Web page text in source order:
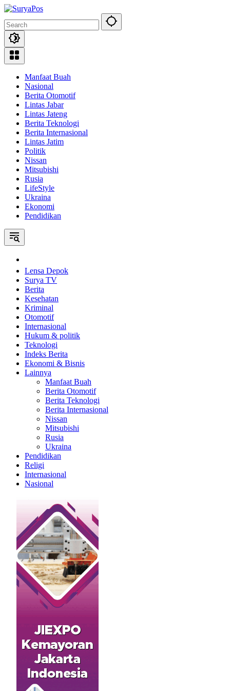
Skip
content
Manfaat Buah
Nasional
Berita Otomotif
Lintas Jabar
Lintas Jateng
Berita Teknologi
Berita Internasional
Lintas Jatim
Politik
Nissan
Mitsubishi
Rusia
LifeStyle
Ukraina
Ekonomi
Pendidikan
Lensa Depok
Surya TV
Berita
Kesehatan
Kriminal
Otomotif
Internasional
Hukum & politik
Teknologi
Indeks Berita
Ekonomi & Bisnis
Lainnya
Manfaat Buah
Berita Otomotif
Berita Teknologi
Berita Internasional
Nissan
Mitsubishi
Rusia
Ukraina
Pendidikan
Religi
Internasional
Nasional